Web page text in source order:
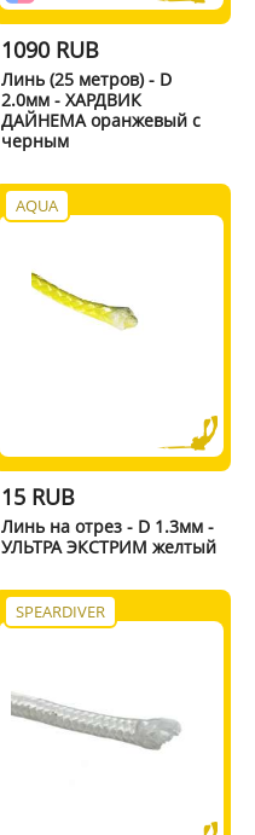
1090 RUB
Линь (25 метров) - D
2.0мм - ХАРДВИК
ДАЙНЕМА оранжевый с
черным
AQUA
15 RUB
Линь на отрез - D 1.3мм -
УЛЬТРА ЭКСТРИМ желтый
SPEARDIVER